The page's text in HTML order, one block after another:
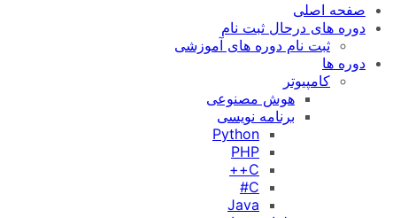
صفحه اصلی
دوره های درحال ثبت نام
ثبت نام دوره های آموزشی
دوره ها
کامپیوتر
هوش مصنوعی
برنامه نویسی
Python
PHP
C++
C#
Java